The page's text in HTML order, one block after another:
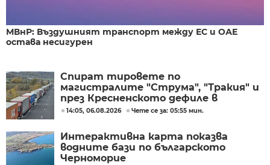
МВнР: Въздушният транспорт между ЕС и ОАЕ
остава несигурен
Спират тировете по
магистралите "Струма", "Тракия" и
през Кресненското дефиле в
пиковите часове в петък и неделя
14:05, 06.08.2026 Чете се за: 05:55 мин.
Интерактивна карта показва
водните бази по българското
Черноморие